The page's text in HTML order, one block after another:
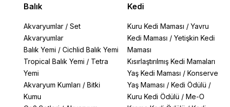
Balık
Akvaryumlar / Set
Akvaryumlar
Balık Yemi / Cichlid Balık Yemi
Tropical Balık Yemi / Tetra
Yemi
Akvaryum Kumları / Bitki
Kumu
Kedi
Kuru Kedi Maması / Yavru
Kedi Maması / Yetişkin Kedi
Maması
Kısırlaştırılmış Kedi Mamaları
Yaş Kedi Maması / Konserve
Yaş Maması / Kedi Ödülü /
Kuru Kedi Ödülü / Me-O